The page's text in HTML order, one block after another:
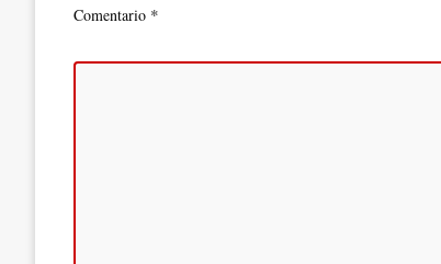
Comentario *